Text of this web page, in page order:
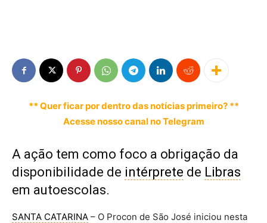
** Quer ficar por dentro das notícias primeiro? **
Acesse nosso canal no Telegram
A ação tem como foco a obrigação da
disponibilidade de intérprete de Libras
em autoescolas.
SANTA CATARINA – O Procon de São José iniciou nesta